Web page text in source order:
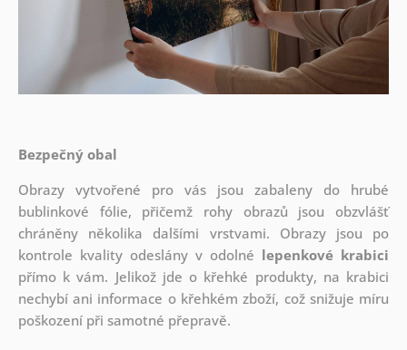
Bezpečný obal
Obrazy vytvořené pro vás jsou zabaleny do hrubé
bublinkové fólie, přičemž rohy obrazů jsou obzvlášť
chráněny několika dalšími vrstvami. Obrazy jsou po
kontrole kvality odeslány v odolné lepenkové krabici
přímo k vám. Jelikož jde o křehké produkty, na krabici
nechybí ani informace o křehkém zboží, což snižuje míru
poškození při samotné přepravě.